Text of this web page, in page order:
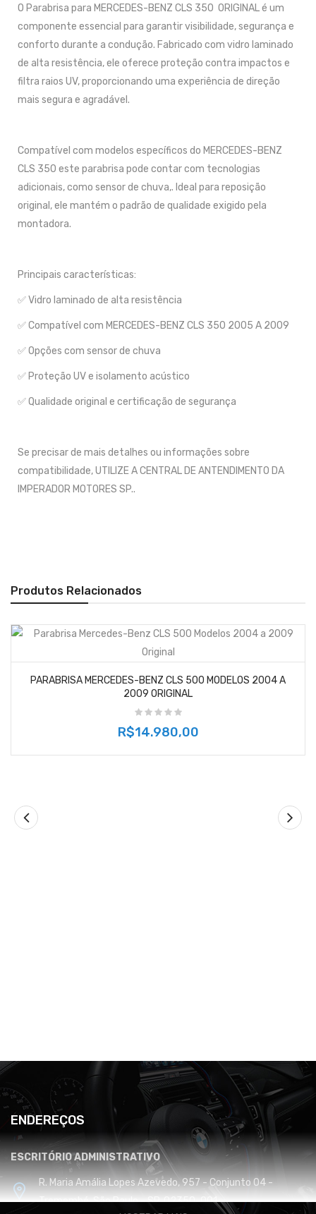
O Parabrisa para MERCEDES-BENZ CLS 350 ORIGINAL é um
componente essencial para garantir visibilidade, segurança e
conforto durante a condução. Fabricado com vidro laminado
de alta resistência, ele oferece proteção contra impactos e
filtra raios UV, proporcionando uma experiência de direção
mais segura e agradável.
Compatível com modelos específicos do MERCEDES-BENZ
CLS 350 este parabrisa pode contar com tecnologias
adicionais, como sensor de chuva,. Ideal para reposição
original, ele mantém o padrão de qualidade exigido pela
montadora.
Principais características:
✅ Vidro laminado de alta resistência
✅ Compatível com MERCEDES-BENZ CLS 350 2005 A 2009
✅ Opções com sensor de chuva
✅ Proteção UV e isolamento acústico
✅ Qualidade original e certificação de segurança
Se precisar de mais detalhes ou informações sobre
compatibilidade, UTILIZE A CENTRAL DE ANTENDIMENTO DA
IMPERADOR MOTORES SP..
Produtos Relacionados
PARABRISA MERCEDES-BENZ CLS 500 MODELOS 2004 A
2009 ORIGINAL
R$14.980,00
ENDEREÇOS
ESCRITÓRIO ADMINISTRATIVO
R. Maria Amália Lopes Azevedo, 957 - Conjunto 04 -
Tremembé, São Paulo - SP, 02350-001